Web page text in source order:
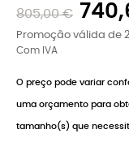
805,00 €
Promoção válida de
Com IVA
O preço pode variar
uma orçamento para
tamanho(s) que